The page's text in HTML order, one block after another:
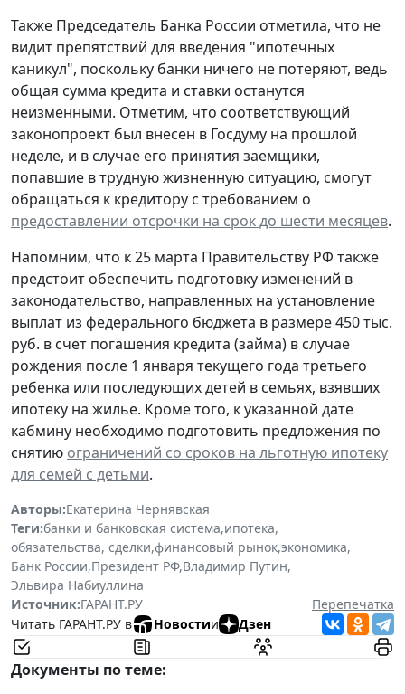
Также Председатель Банка России отметила, что не
видит препятствий для введения "ипотечных
каникул", поскольку банки ничего не потеряют, ведь
общая сумма кредита и ставки останутся
неизменными. Отметим, что соответствующий
законопроект был внесен в Госдуму на прошлой
неделе, и в случае его принятия заемщики,
попавшие в трудную жизненную ситуацию, смогут
обращаться к кредитору с требованием о
предоставлении отсрочки на срок до шести месяцев.
Напомним, что к 25 марта Правительству РФ также
предстоит обеспечить подготовку изменений в
законодательство, направленных на установление
выплат из федерального бюджета в размере 450 тыс.
руб. в счет погашения кредита (займа) в случае
рождения после 1 января текущего года третьего
ребенка или последующих детей в семьях, взявших
ипотеку на жилье. Кроме того, к указанной дате
кабмину необходимо подготовить предложения по
снятию ограничений со сроков на льготную ипотеку
для семей с детьми.
Авторы:Екатерина Чернявская
Теги:банки и банковская система,ипотека,
обязательства, сделки,финансовый рынок,экономика,
Банк России,Президент РФ,Владимир Путин,
Эльвира Набиуллина
Источник:ГАРАНТ.РУ
Перепечатка
Читать ГАРАНТ.РУ в
Новостии Дзен
Документы по теме: